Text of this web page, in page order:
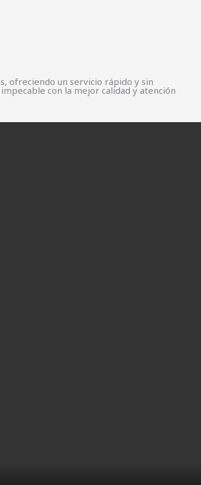
ofreciendo un servicio rápido y sin
con la mejor calidad y atención